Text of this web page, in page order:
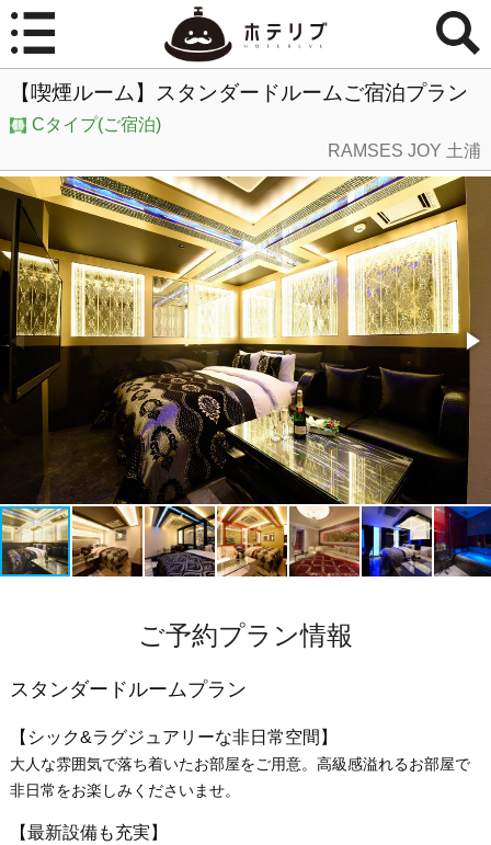
【喫煙ルーム】スタンダードルームご宿泊プラン
Cタイプ(ご宿泊)
RAMSES JOY 土浦
ご予約プラン情報
スタンダードルームプラン
【シック&ラグジュアリーな非日常空間】
大人な雰囲気で落ち着いたお部屋をご用意。高級感溢れるお部屋で
非日常をお楽しみくださいませ。
【最新設備も充実】